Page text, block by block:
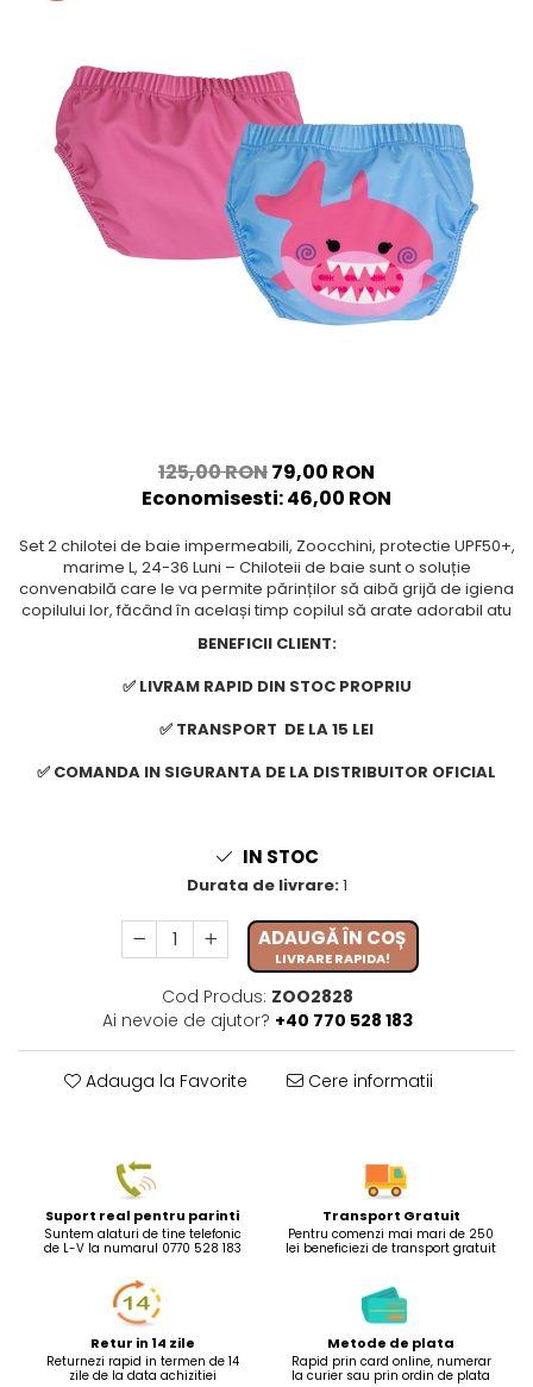
125,00 RON79,00 RON
Economisesti:46,00 RON
Set 2 chilotei de baie impermeabili, Zoocchini, protectie UPF50+,
marime L, 24-36 Luni – Chiloteii de baie sunt o soluție
convenabilă care le va permite părinților să aibă grijă de igiena
copilului lor, făcând în același timp copilul să arate adorabil atu
BENEFICII CLIENT:
✅ LIVRAM RAPID DIN STOC PROPRIU
✅ TRANSPORT DE LA 15 LEI
✅ COMANDA IN SIGURANTA DE LA DISTRIBUITOR OFICIAL
IN STOC
Durata de livrare:1
ADAUGĂ ÎN COȘ
LIVRARE RAPIDA!
Cod Produs: ZOO2828
Ai nevoie de ajutor? +40 770 528 183
Adauga la Favorite Cere informatii
Suport real pentru parinti
Suntem alaturi de tine telefonic
de L-V la numarul 0770 528 183
Transport Gratuit
Pentru comenzi mai mari de 250
lei beneficiezi de transport gratuit
Retur in 14 zile
Returnezi rapid in termen de 14
zile de la data achizitiei
Metode de plata
Rapid prin card online, numerar
la curier sau prin ordin de plata